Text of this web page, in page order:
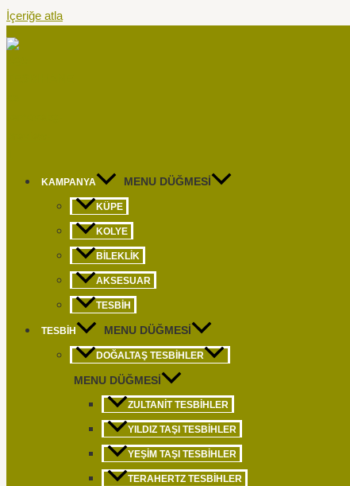
İçeriğe atla
KAMPANYA MENU DÜĞMESI
KÜPE​
KOLYE​
BILEKLIK​
AKSESUAR​
TESBIH
TESBIH MENU DÜĞMESI
DOĞALTAŞ TESBIHLER
MENU DÜĞMESI
ZULTANIT TESBIHLER
YILDIZ TAŞI TESBIHLER
YEŞIM TAŞI TESBIHLER
TERAHERTZ TESBIHLER